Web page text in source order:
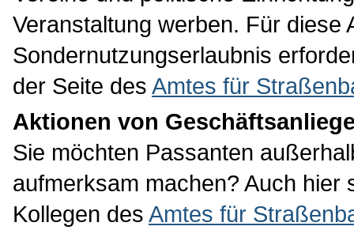
Veranstaltung werben. Für diese
Sondernutzungserlaubnis
der Seite des Amtes für
Aktionen von
Sie möchten Passanten
aufmerksam machen? Auch hier
Kollegen des Amtes für